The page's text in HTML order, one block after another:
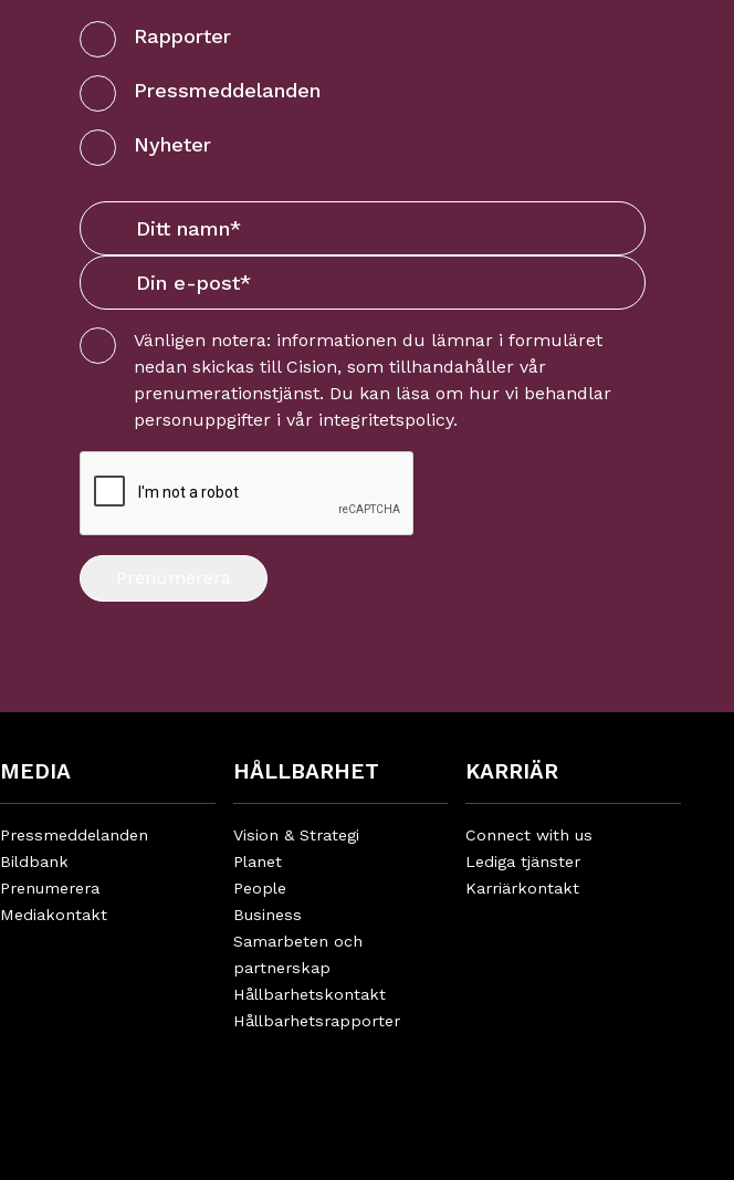
Rapporter
Pressmeddelanden
Nyheter
Vänligen notera: informationen du lämnar i formuläret
nedan skickas till Cision, som tillhandahåller vår
prenumerationstjänst. Du kan läsa om hur vi behandlar
personuppgifter i vår integritetspolicy.
MEDIA
Pressmeddelanden
Bildbank
Prenumerera
Mediakontakt
HÅLLBARHET
Vision & Strategi
Planet
People
Business
Samarbeten och
partnerskap
Hållbarhetskontakt
Hållbarhetsrapporter
KARRIÄR
Connect with us
Lediga tjänster
Karriärkontakt